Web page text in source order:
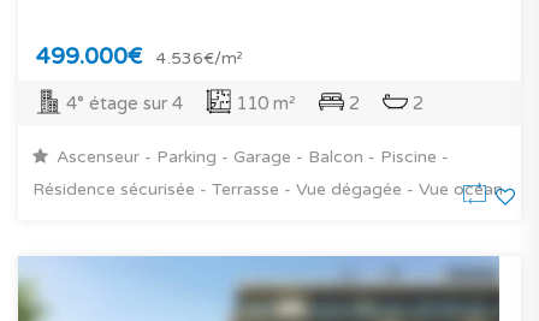
499.000€ 4.536€/m²
4° étage sur 4 110 m² 2 2
Ascenseur - Parking - Garage - Balcon - Piscine -
Résidence sécurisée - Terrasse - Vue dégagée - Vue océan